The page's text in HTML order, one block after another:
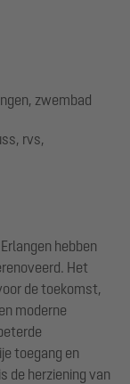
zwembad
rvs,
hebben
Het
de toekomst,
moderne
toegang en
de herziening van